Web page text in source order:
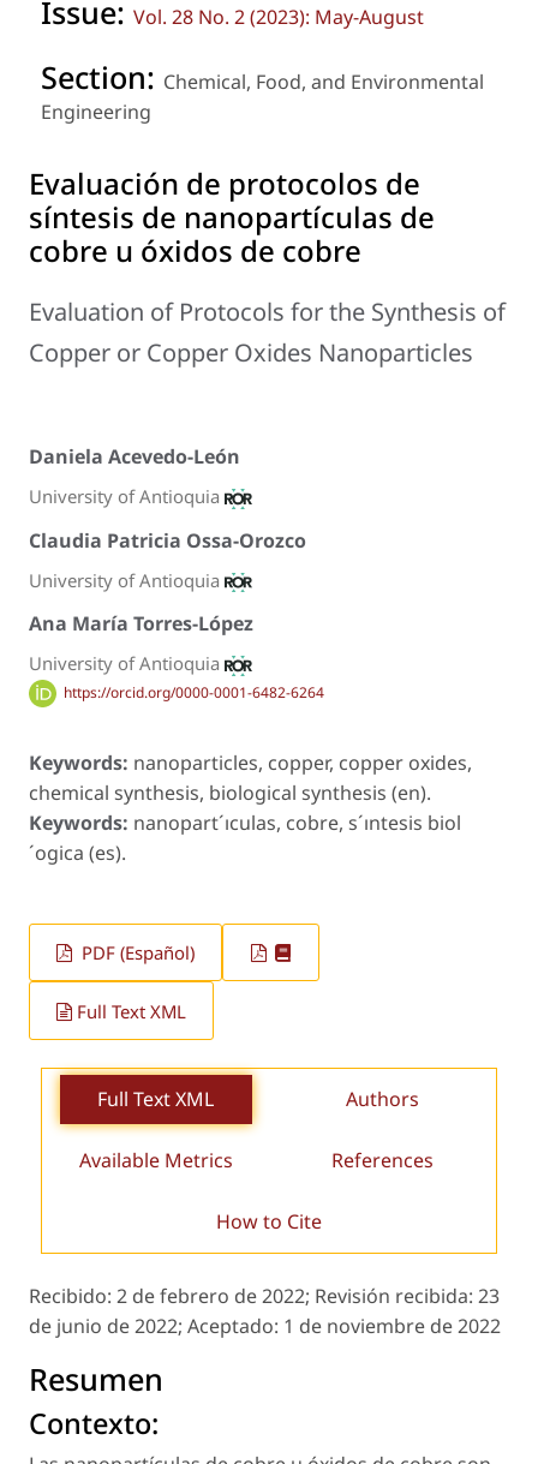
Issue: Vol. 28 No. 2 (2023): May-August
Section: Chemical, Food, and Environmental
Engineering
Evaluación de protocolos de
síntesis de nanopartículas de
cobre u óxidos de cobre
Evaluation of Protocols for the Synthesis of
Copper or Copper Oxides Nanoparticles
Daniela Acevedo-León
University of Antioquia
Claudia Patricia Ossa-Orozco
University of Antioquia
Ana María Torres-López
University of Antioquia
https://orcid.org/0000-0001-6482-6264
Keywords: nanoparticles, copper, copper oxides,
chemical synthesis, biological synthesis (en).
Keywords: nanopart´ıculas, cobre, s´ıntesis biol
´ogica (es).
PDF (Español)
Full Text XML
Full Text XML Authors
Available Metrics References
How to Cite
Recibido: 2 de febrero de 2022; Revisión recibida: 23
de junio de 2022; Aceptado: 1 de noviembre de 2022
Resumen
Contexto: